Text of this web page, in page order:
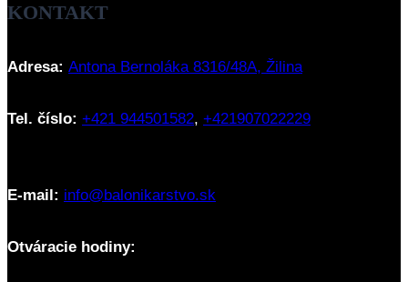
KONTAKT
Adresa: Antona Bernoláka 8316/48A, Žilina
Tel. číslo: +421 944501582, +421907022229
E-mail: info@balonikarstvo.sk
Otváracie hodiny: